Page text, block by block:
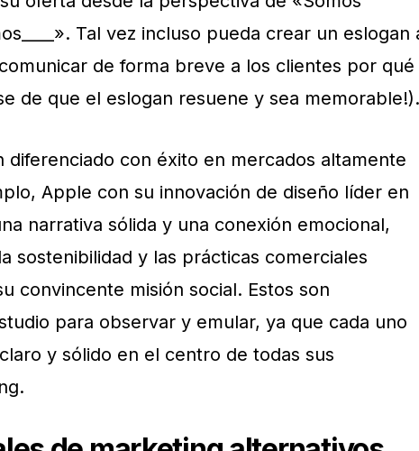
Tal vez incluso pueda crear un eslogan
de forma breve a los clientes por qué
de que el eslogan resuene y sea memorable!).
diferenciado con éxito en mercados altamente
Apple con su innovación de diseño líder en
narrativa sólida y una conexión emocional,
sostenibilidad y las prácticas comerciales
convincente misión social. Estos son
para observar y emular, ya que cada uno
y sólido en el centro de todas sus